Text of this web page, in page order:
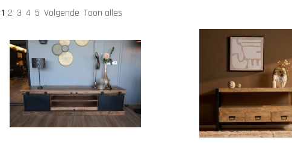
1 2 3 4 5 Volgende Toon alles